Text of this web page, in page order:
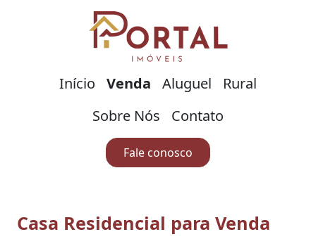
Início Venda Aluguel
Rural
Sobre Nós
Contato
Fale conosco
Casa Residencial para Venda